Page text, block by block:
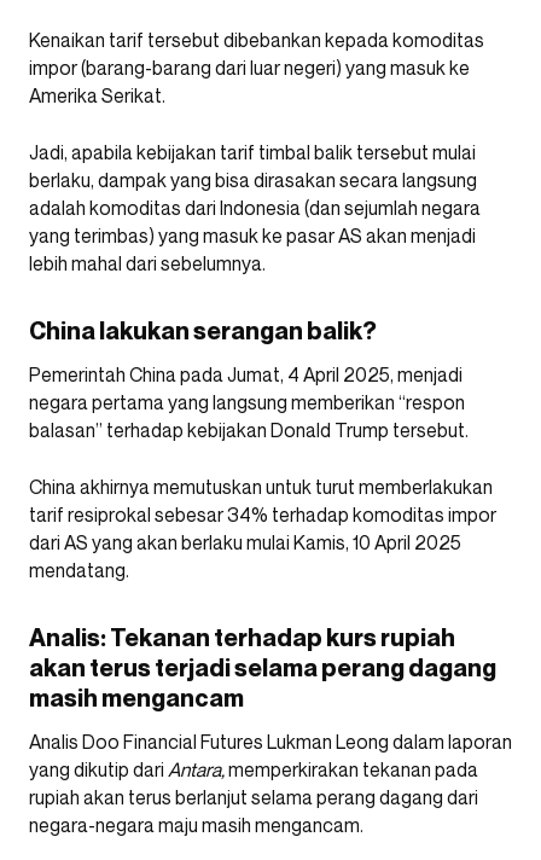
Kenaikan tarif tersebut dibebankan kepada komoditas
impor (barang-barang dari luar negeri) yang masuk ke
Amerika Serikat.
Jadi, apabila kebijakan tarif timbal balik tersebut mulai
berlaku, dampak yang bisa dirasakan secara langsung
adalah komoditas dari Indonesia (dan sejumlah negara
yang terimbas) yang masuk ke pasar AS akan menjadi
lebih mahal dari sebelumnya.
China lakukan serangan balik?
Pemerintah China pada Jumat, 4 April 2025, menjadi
negara pertama yang langsung memberikan “respon
balasan” terhadap kebijakan Donald Trump tersebut.
China akhirnya memutuskan untuk turut memberlakukan
tarif resiprokal sebesar 34% terhadap komoditas impor
dari AS yang akan berlaku mulai Kamis, 10 April 2025
mendatang.
Analis: Tekanan terhadap kurs rupiah
akan terus terjadi selama perang dagang
masih mengancam
Analis Doo Financial Futures Lukman Leong dalam laporan
yang dikutip dari Antara,memperkirakan tekanan pada
rupiah akan terus berlanjut selama perang dagang dari
negara-negara maju masih mengancam.